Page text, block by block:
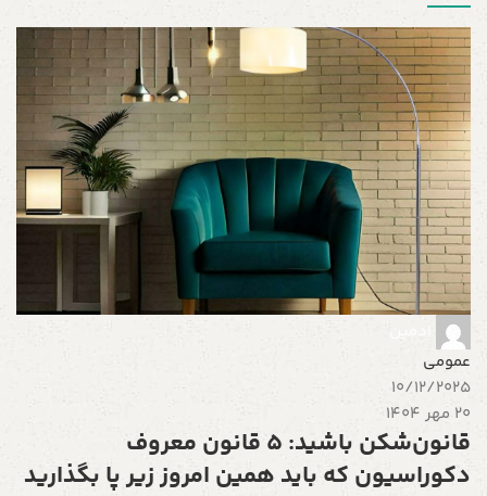
ادمین
عمومی
10/12/2025
20 مهر 1404
قانون‌شکن باشید: 5 قانون معروف
دکوراسیون که باید همین امروز زیر پا بگذارید